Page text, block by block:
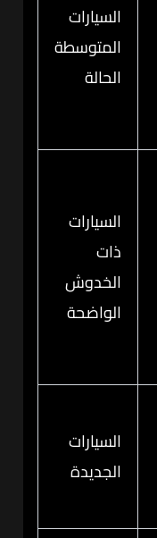
السيارات
المتوسطة
الحالة
السيارات
ذات
الخدوش
الواضحة
السيارات
الجديدة